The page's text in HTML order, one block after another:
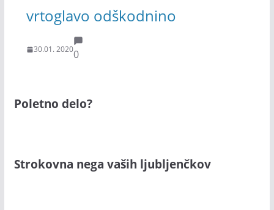
vrtoglavo odškodnino
30.01. 20200
Poletno delo?
Strokovna nega vaših ljubljenčkov